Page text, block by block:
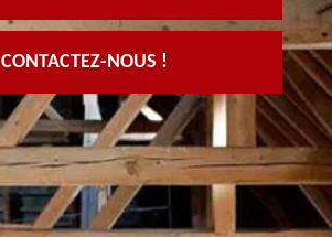
CONTACTEZ-NOUS !